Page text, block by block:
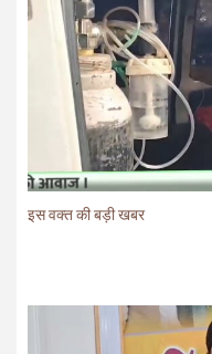
इस वक्त की बड़ी खबर